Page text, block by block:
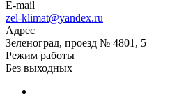
E-mail
zel-klimat@yandex.ru
Адрес
Зеленоград, проезд № 4801, 5
Режим работы
Без выходных